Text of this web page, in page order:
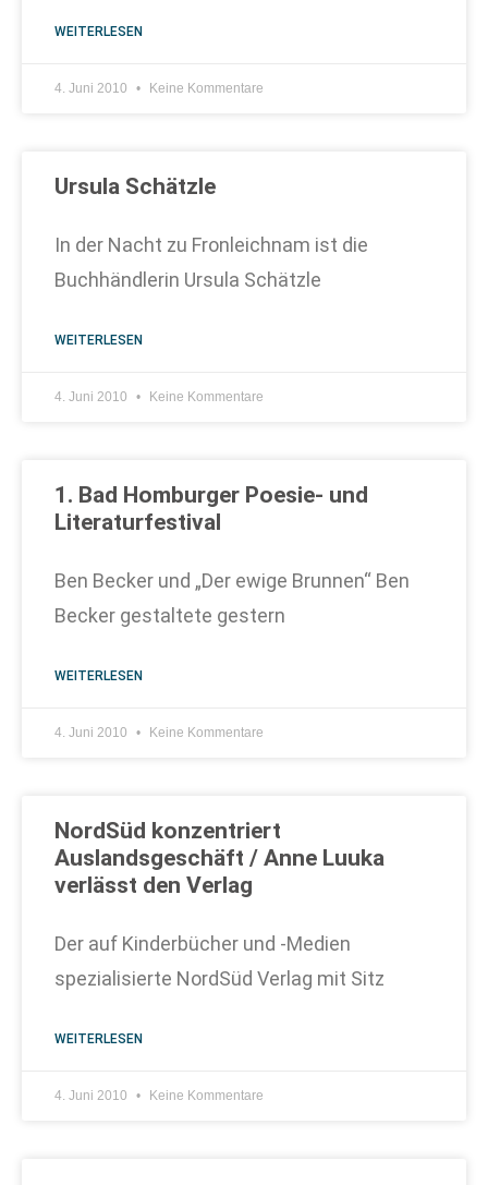
WEITERLESEN
4. Juni 2010 Keine Kommentare
Ursula Schätzle
In der Nacht zu Fronleichnam ist die
Buchhändlerin Ursula Schätzle
WEITERLESEN
4. Juni 2010 Keine Kommentare
1. Bad Homburger Poesie- und
Literaturfestival
Ben Becker und „Der ewige Brunnen“ Ben
Becker gestaltete gestern
WEITERLESEN
4. Juni 2010 Keine Kommentare
NordSüd konzentriert
Auslandsgeschäft / Anne Luuka
verlässt den Verlag
Der auf Kinderbücher und -Medien
spezialisierte NordSüd Verlag mit Sitz
WEITERLESEN
4. Juni 2010 Keine Kommentare